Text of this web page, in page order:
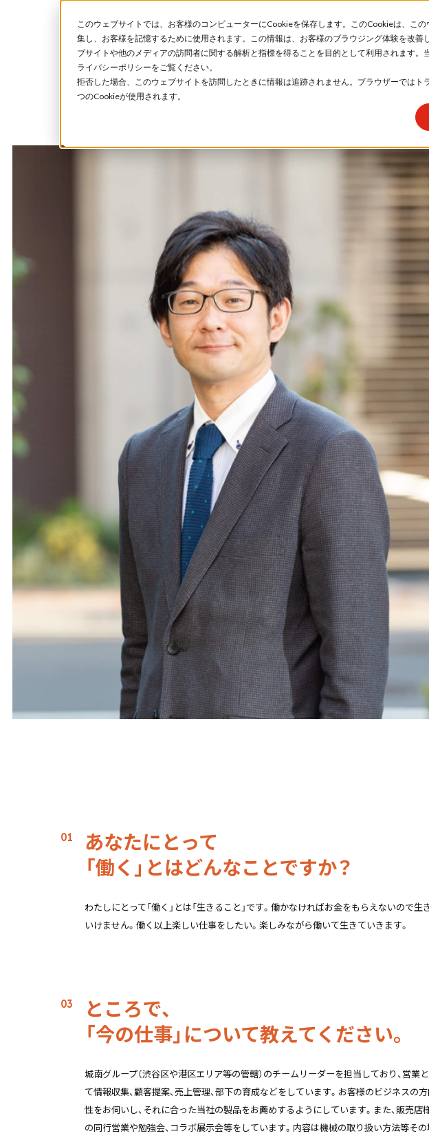
このウェブサイトでは、お客様のコンピューターにCookieを保存します。このCookieは、こ
集し、お客様を記憶するために使用されます。この情報は、お客様のブラウジング体験を改善
ブサイトや他のメディアの訪問者に関する解析と指標を得ることを目的として利用されます
ライバシーポリシーをご覧ください。
拒否した場合、このウェブサイトを訪問したときに情報は追跡されません。ブラウザーでは
つのCookieが使用されます。
あなたにとって
「働く」とはどんなことですか？
わたしにとって「働く」とは「生きること」です。働かなければお金をもらえないので生
いけません。働く以上楽しい仕事をしたい。楽しみながら働いて生きていきます。
ところで、
「今の仕事」について教えてください。
城南グループ（渋谷区や港区エリア等の管轄）のチームリーダーを担当しており、営業
て情報収集、顧客提案、売上管理、部下の育成などをしています。お客様のビジネスの
性をお伺いし、それに合った当社の製品をお薦めするようにしています。また、販売店
の同行営業や勉強会、コラボ展示会等をしています。内容は機械の取り扱い方法等その